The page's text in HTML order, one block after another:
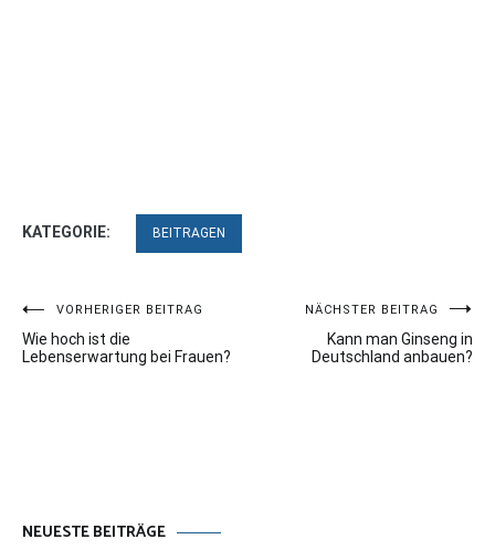
KATEGORIE: BEITRAGEN
Beitragsnavigation
VORHERIGER BEITRAG
Wie hoch ist die
Lebenserwartung bei Frauen?
NÄCHSTER BEITRAG
Kann man Ginseng in
Deutschland anbauen?
NEUESTE BEITRÄGE